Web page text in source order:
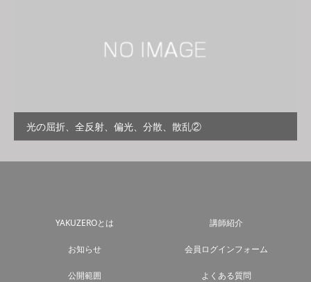
光の屈折、全反射、偏光、分散、散乱②
YAKUZEROとは 講師紹介
お知らせ 会員ログインフォーム
公開範囲 よくある質問